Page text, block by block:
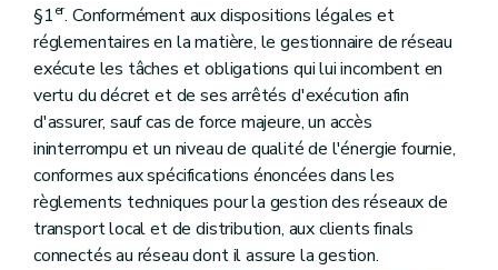
§1er. Conformément aux dispositions légales et
réglementaires en la matière, le gestionnaire de réseau
exécute les tâches et obligations qui lui incombent en
vertu du décret et de ses arrêtés d'exécution afin
d'assurer, sauf cas de force majeure, un accès
ininterrompu et un niveau de qualité de l'énergie fournie,
conformes aux spécifications énoncées dans les
règlements techniques pour la gestion des réseaux de
transport local et de distribution, aux clients finals
connectés au réseau dont il assure la gestion.